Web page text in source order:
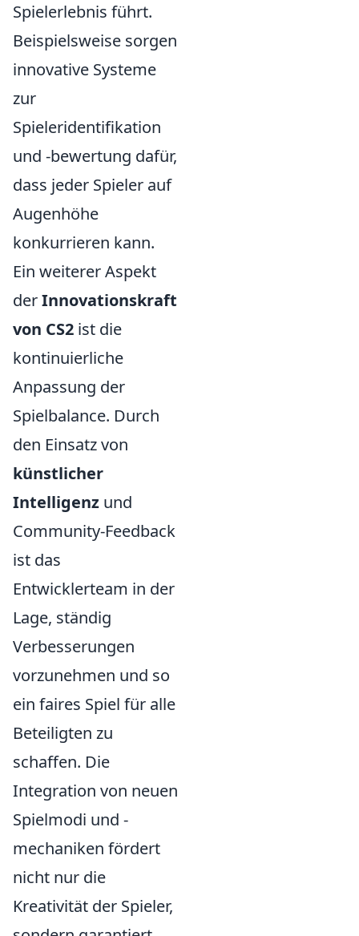
Spielerlebnis führt.
Beispielsweise sorgen
innovative Systeme
zur
Spieleridentifikation
und -bewertung dafür,
dass jeder Spieler auf
Augenhöhe
konkurrieren kann.
Ein weiterer Aspekt
derInnovationskraft
von CS2 ist die
kontinuierliche
Anpassung der
Spielbalance. Durch
den Einsatz von
künstlicher
Intelligenz und
Community-Feedback
ist das
Entwicklerteam in der
Lage, ständig
Verbesserungen
vorzunehmen und so
ein faires Spiel für alle
Beteiligten zu
schaffen. Die
Integration von neuen
Spielmodi und -
mechaniken fördert
nicht nur die
Kreativität der Spieler,